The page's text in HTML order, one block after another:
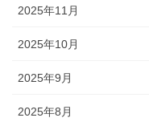
2025年11月
2025年10月
2025年9月
2025年8月